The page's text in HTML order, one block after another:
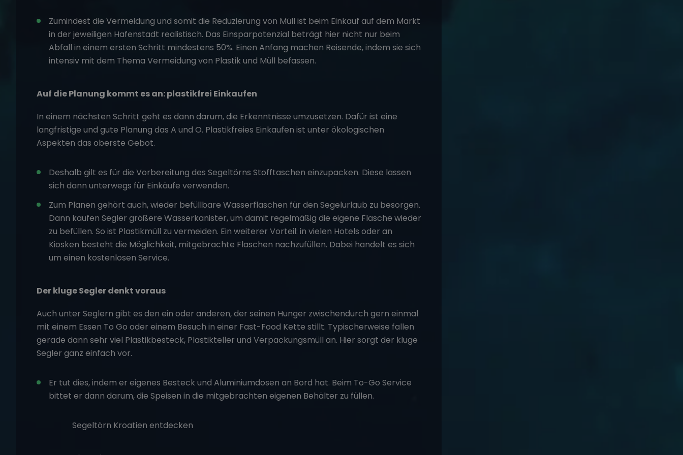
Zumindest die Vermeidung und somit die Reduzierung von Müll ist beim Einkauf auf dem Markt
in der jeweiligen Hafenstadt realistisch. Das Einsparpotenzial beträgt hier nicht nur beim
Abfall in einem ersten Schritt mindestens 50%. Einen Anfang machen Reisende, indem sie sich
intensiv mit dem Thema Vermeidung von Plastik und Müll befassen.
Auf die Planung kommt es an: plastikfrei Einkaufen
In einem nächsten Schritt geht es dann darum, die Erkenntnisse umzusetzen. Dafür ist eine
langfristige und gute Planung das A und O. Plastikfreies Einkaufen ist unter ökologischen
Aspekten das oberste Gebot.
Deshalb gilt es für die Vorbereitung des Segeltörns Stofftaschen einzupacken. Diese lassen
sich dann unterwegs für Einkäufe verwenden.
Zum Planen gehört auch, wieder befüllbare Wasserflaschen für den Segelurlaub zu besorgen.
Dann kaufen Segler größere Wasserkanister, um damit regelmäßig die eigene Flasche wieder
zu befüllen. So ist Plastikmüll zu vermeiden. Ein weiterer Vorteil: in vielen Hotels oder an
Kiosken besteht die Möglichkeit, mitgebrachte Flaschen nachzufüllen. Dabei handelt es sich
um einen kostenlosen Service.
Der kluge Segler denkt voraus
Auch unter Seglern gibt es den ein oder anderen, der seinen Hunger zwischendurch gern einmal
mit einem Essen To Go oder einem Besuch in einer Fast-Food Kette stillt. Typischerweise fallen
gerade dann sehr viel Plastikbesteck, Plastikteller und Verpackungsmüll an. Hier sorgt der kluge
Segler ganz einfach vor.
Er tut dies, indem er eigenes Besteck und Aluminiumdosen an Bord hat. Beim To-Go Service
bittet er dann darum, die Speisen in die mitgebrachten eigenen Behälter zu füllen.
Segeltörn Kroatien entdecken